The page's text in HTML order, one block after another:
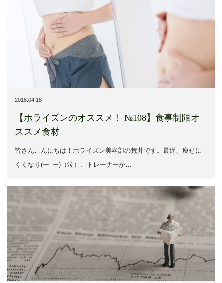
2018.04.18
【ホライズンのオススメ！ №108】食事制限オ
ススメ食材
皆さんこんにちは！ホライズン美容部の荒井です。最近、痩せに
くくなり(ー_ー)（泣）、トレーナーか…